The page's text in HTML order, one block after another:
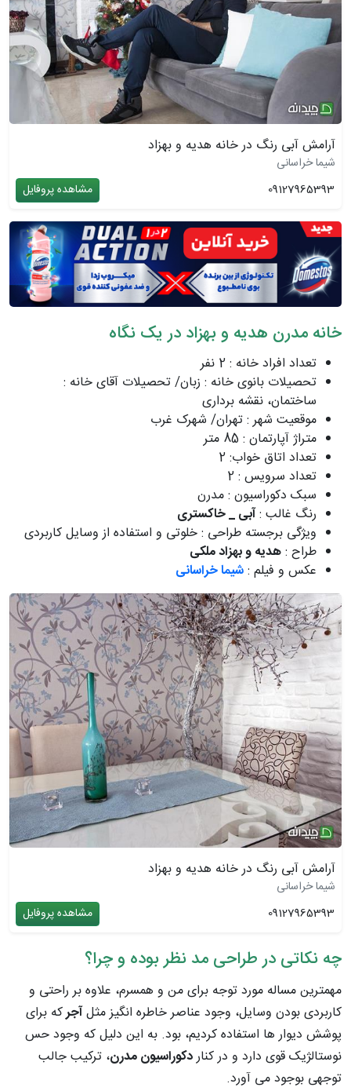
آرامش آبی رنگ در خانه هدیه و بهزاد
شیما خراسانی
09127965393
مشاهده پروفایل
خانه مدرن هدیه و بهزاد در یک نگاه
تعداد افراد خانه : 2 نفر
تحصیلات بانوی خانه : زبان/ تحصیلات آقای خانه :
ساختمان، نقشه برداری
موقعیت شهر : تهران/ شهرک غرب
متراژ آپارتمان : 85 متر
تعداد اتاق خواب: 2
تعداد سرویس : 2
سبک دکوراسیون : مدرن
رنگ غالب :آبی _ خاکستری
ویژگی برجسته طراحی : خلوتی و استفاده از وسایل کاربردی
طراح :هدیه و بهزاد ملکی
عکس و فیلم :شیما خراسانی
آرامش آبی رنگ در خانه هدیه و بهزاد
شیما خراسانی
09127965393
مشاهده پروفایل
چه نکاتی در طراحی مد نظر بوده و چرا؟
مهمترین مساله مورد توجه برای من و همسرم، علاوه بر راحتی و
کاربردی بودن وسایل، وجود عناصر خاطره انگیز مثلآجرکه برای
پوشش دیوار ها استفاده کردیم، بود. به این دلیل که وجود حس
نوستالژیک قوی دارد و در کناردکوراسیون مدرن، ترکیب جالب
توجهی بوجود می آورد.